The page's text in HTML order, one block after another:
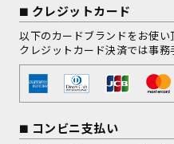
クレジットカード
以下のカードブランドをお使い
クレジットカード決済では事務
コンビニ支払い